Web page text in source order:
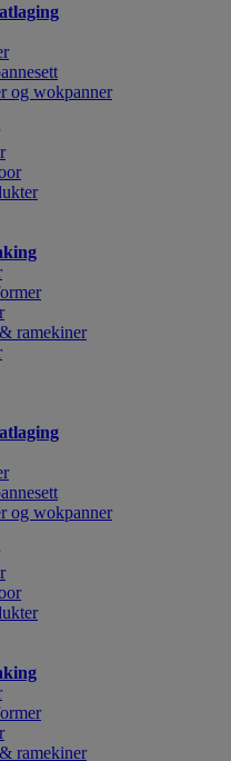
og wokpanner
ramekiner
og wokpanner
ramekiner